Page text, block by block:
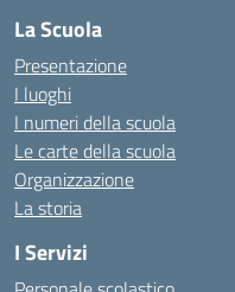
La Scuola
Presentazione
I luoghi
I numeri della scuola
Le carte della scuola
Organizzazione
La storia
I Servizi